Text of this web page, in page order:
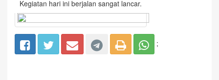
Kegiatan hari ini berjalan sangat lancar.
;